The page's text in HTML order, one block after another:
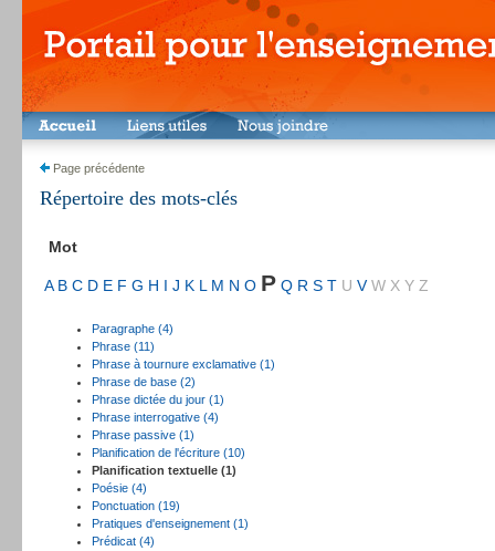
Page précédente
Répertoire des mots-clés
Mot
A B C D E F G H I J K L M N O P Q R S T U V W X Y Z
Paragraphe (4)
Phrase (11)
Phrase à tournure exclamative (1)
Phrase de base (2)
Phrase dictée du jour (1)
Phrase interrogative (4)
Phrase passive (1)
Planification de l'écriture (10)
Planification textuelle (1)
Poésie (4)
Ponctuation (19)
Pratiques d'enseignement (1)
Prédicat (4)